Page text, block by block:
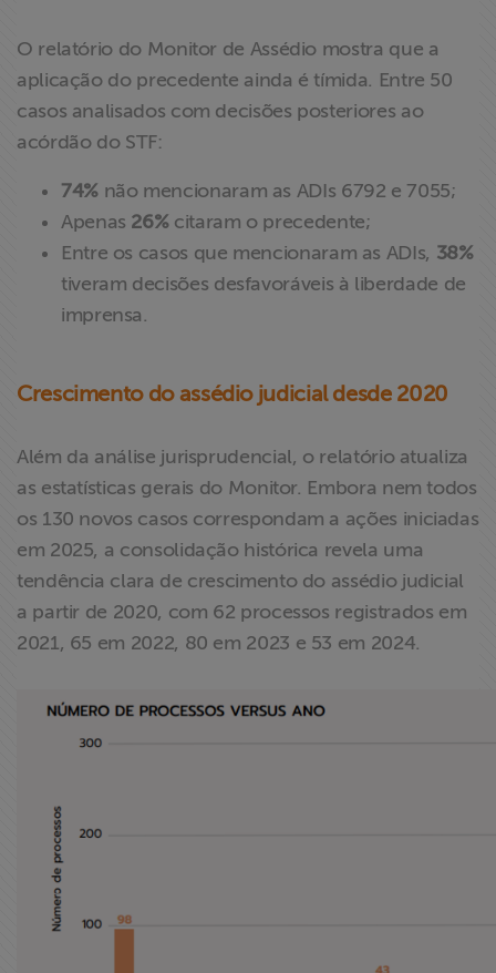
O relatório do Monitor de Assédio mostra que a
aplicação do precedente ainda é tímida. Entre 50
casos analisados com decisões posteriores ao
acórdão do STF:
74%não mencionaram as ADIs 6792 e 7055;
Apenas 26% citaram o precedente;
Entre os casos que mencionaram as ADIs, 38%
tiveram decisões desfavoráveis à liberdade de
imprensa.
Crescimento do assédio judicial desde 2020
Além da análise jurisprudencial, o relatório atualiza
as estatísticas gerais do Monitor. Embora nem todos
os 130 novos casos correspondam a ações iniciadas
em 2025, a consolidação histórica revela uma
tendência clara de crescimento do assédio judicial
a partir de 2020, com 62 processos registrados em
2021, 65 em 2022, 80 em 2023 e 53 em 2024.